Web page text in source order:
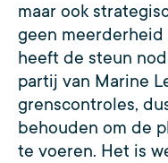
maar ook
geen meerderheid
heeft de steun
partij van Marine
grenscontroles,
behouden om de
te voeren. Het is